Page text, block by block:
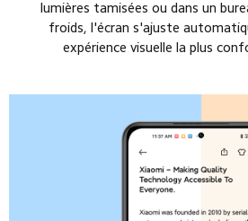
lumières tamisées ou dans un
froids, l'écran s'ajuste
expérience visuelle la plus